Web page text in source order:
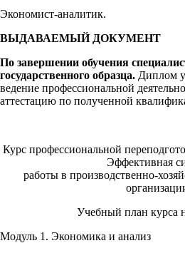
Экономист-аналитик.
ВЫДАВАЕМЫЙ ДОКУМЕНТ
По завершении обучения
государственного образца. Диплом
ведение профессиональной
аттестацию по полученной
Курс профессиональной
Эффективная
работы в производственно-
Учебный план курса
Модуль 1. Экономика и анализ